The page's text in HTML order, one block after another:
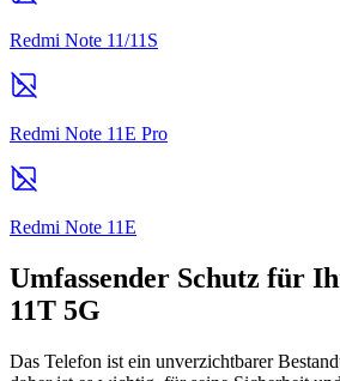
Redmi Note 11/11S
Redmi Note 11E Pro
Redmi Note 11E
Umfassender Schutz für
11T 5G
Das Telefon ist ein unverzichtbarer